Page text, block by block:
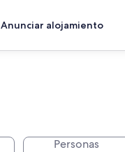
Anunciar alojamiento
Personas